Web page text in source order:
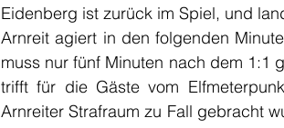
Eidenberg ist zurück im Spiel, und
Arnreit agiert in den folgenden
muss nur fünf Minuten nach dem 1:1
trifft für die Gäste vom
Arnreiter Strafraum zu Fall gebracht